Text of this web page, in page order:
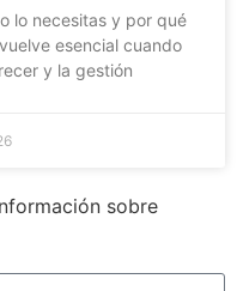
lo necesitas y por qué
esencial cuando
y la gestión
sobre